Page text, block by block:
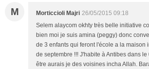
M Morticcioli Majri 26/05/2015 09:18
Selem alaycom okhty très belle initiative
bien moi je suis amina (peggy) donc
de 3 enfants qui feront l'école a la maison
de septembre !!! J'habite à Antibes dans
être aurais je des voisines incha Allah.